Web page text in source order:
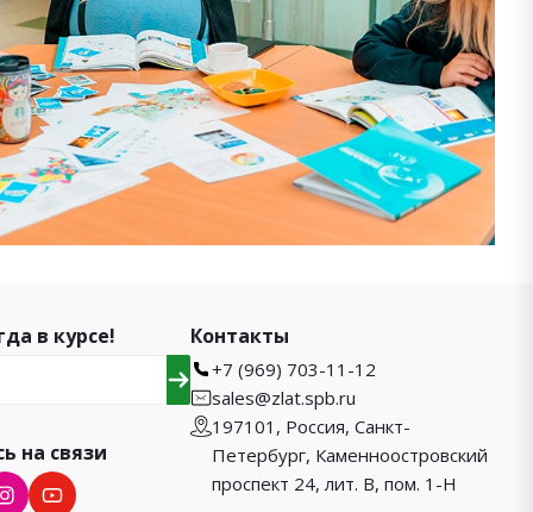
в курсе!
на связи
Контакты
+7 (969) 703-11-12
sales@zlat.spb.ru
197101, Россия, Санкт-
Петербург, Каменноостровский
проспект 24, лит. В, пом. 1-Н